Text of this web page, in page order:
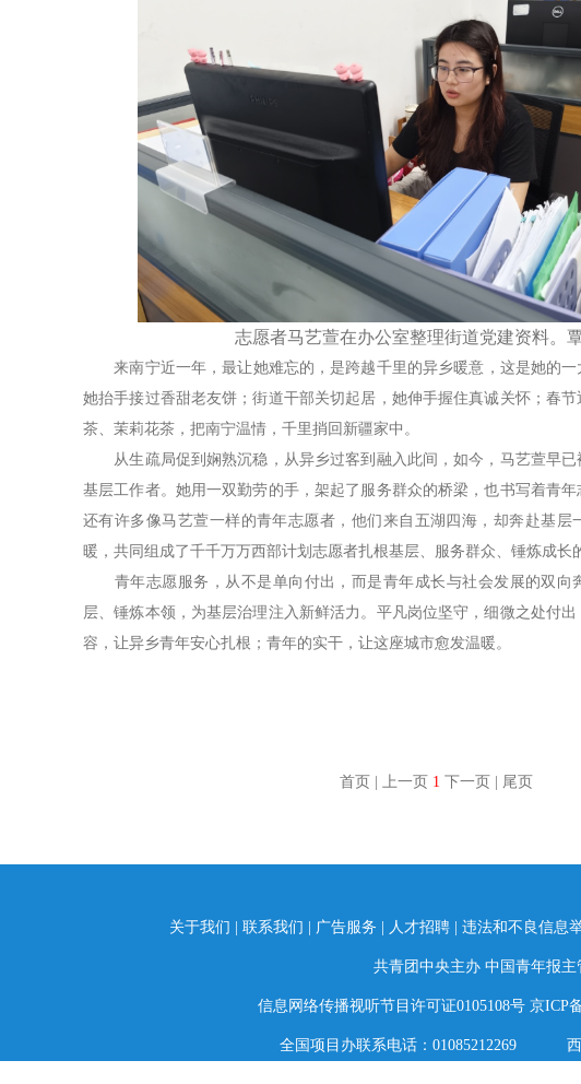
志愿者马艺萱在办公室整理街道党建资料。
来南宁近一年，最让她难忘的，是跨越千里的异乡暖意，这是她的
她抬手接过香甜老友饼；街道干部关切起居，她伸手握住真诚关怀；春
茶、茉莉花茶，把南宁温情，千里捎回新疆家中。
从生疏局促到娴熟沉稳，从异乡过客到融入此间，如今，马艺萱早已
基层工作者。她用一双勤劳的手，架起了服务群众的桥梁，也书写着青年
还有许多像马艺萱一样的青年志愿者，他们来自五湖四海，却奔赴基层
暖，共同组成了千千万万西部计划志愿者扎根基层、服务群众、锤炼成长
青年志愿服务，从不是单向付出，而是青年成长与社会发展的双
层、锤炼本领，为基层治理注入新鲜活力。平凡岗位坚守，细微之处付
容，让异乡青年安心扎根；青年的实干，让这座城市愈发温暖。
首页 | 上一页 1 下一页 | 尾页
关于我们 联系我们 广告服务 人才招聘 违法和不良信息
共青团中央主办 中国青年报
信息网络传播视听节目许可证0105108号 京ICP
全国项目办联系电话：01085212269 西